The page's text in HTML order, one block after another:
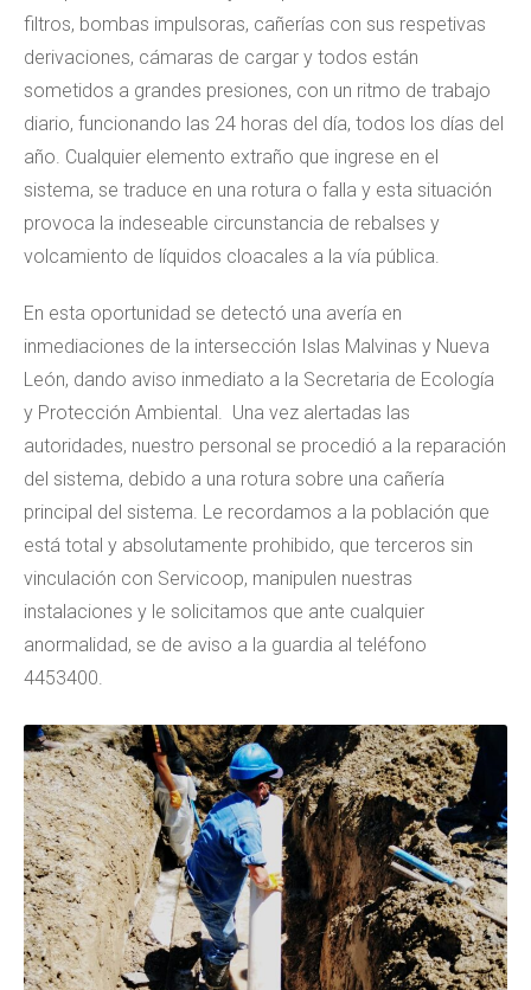
filtros, bombas impulsoras, cañerías con sus respetivas
derivaciones, cámaras de cargar y todos están
sometidos a grandes presiones, con un ritmo de trabajo
diario, funcionando las 24 horas del día, todos los días del
año. Cualquier elemento extraño que ingrese en el
sistema, se traduce en una rotura o falla y esta situación
provoca la indeseable circunstancia de rebalses y
volcamiento de líquidos cloacales a la vía pública.
En esta oportunidad se detectó una avería en
inmediaciones de la intersección Islas Malvinas y Nueva
León, dando aviso inmediato a la Secretaria de Ecología
y Protección Ambiental. Una vez alertadas las
autoridades, nuestro personal se procedió a la reparación
del sistema, debido a una rotura sobre una cañería
principal del sistema. Le recordamos a la población que
está total y absolutamente prohibido, que terceros sin
vinculación con Servicoop, manipulen nuestras
instalaciones y le solicitamos que ante cualquier
anormalidad, se de aviso a la guardia al teléfono
4453400.